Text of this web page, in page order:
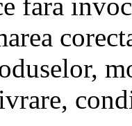
fara